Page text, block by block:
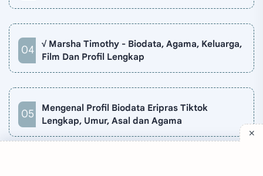
√ Marsha Timothy - Biodata, Agama, Keluarga,
Film Dan Profil Lengkap
Mengenal Profil Biodata Eripras Tiktok
Lengkap, Umur, Asal dan Agama